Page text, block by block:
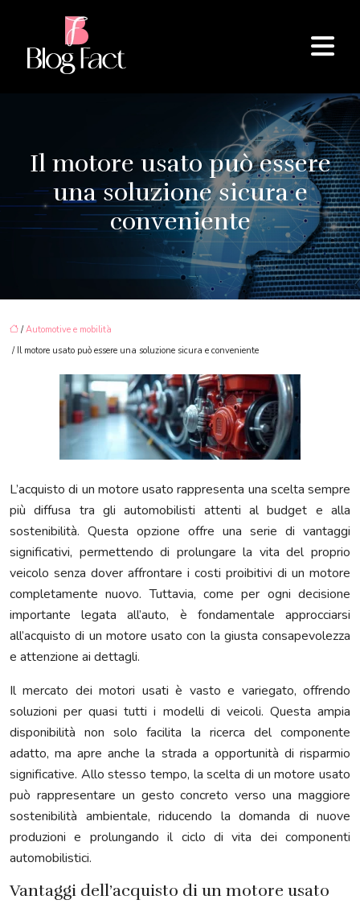
Il motore usato può essere
una soluzione sicura e
conveniente
/Automotive e mobilità
/ Il motore usato può essere una soluzione sicura e conveniente
L’acquisto di un motore usato rappresenta una scelta sempre
più diffusa tra gli automobilisti attenti al budget e alla
sostenibilità. Questa opzione offre una serie di vantaggi
significativi, permettendo di prolungare la vita del proprio
veicolo senza dover affrontare i costi proibitivi di un motore
completamente nuovo. Tuttavia, come per ogni decisione
importante legata all’auto, è fondamentale approcciarsi
all’acquisto di un motore usato con la giusta consapevolezza
e attenzione ai dettagli.
Il mercato dei motori usati è vasto e variegato, offrendo
soluzioni per quasi tutti i modelli di veicoli. Questa ampia
disponibilità non solo facilita la ricerca del componente
adatto, ma apre anche la strada a opportunità di risparmio
significative. Allo stesso tempo, la scelta di un motore usato
può rappresentare un gesto concreto verso una maggiore
sostenibilità ambientale, riducendo la domanda di nuove
produzioni e prolungando il ciclo di vita dei componenti
automobilistici.
Vantaggi dell’acquisto di un motore usato